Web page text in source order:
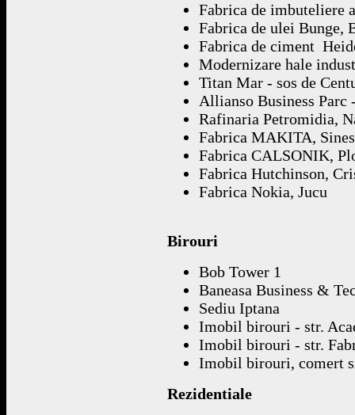
Fabrica de imbuteliere
Fabrica de ulei Bunge,
Fabrica de ciment
Modernizare hale
Titan Mar - sos de
Allianso Business Parc
Rafinaria Petromidia,
Fabrica MAKITA,
Fabrica CALSONIK,
Fabrica Hutchinson,
Fabrica Nokia, Jucu
Birouri
Bob Tower 1
Baneasa Business &
Sediu Iptana
Imobil birouri - str.
Imobil birouri - str.
Imobil birouri, comert
Rezidentiale